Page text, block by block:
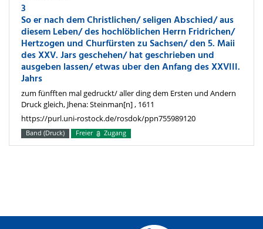
3
So er nach dem Christlichen/ seligen Abschied/ aus
diesem Leben/ des hochlöblichen Herrn Fridrichen/
Hertzogen und Churfürsten zu Sachsen/ den 5. Maii
des XXV. Jars geschehen/ hat geschrieben und
ausgeben lassen/ etwas uber den Anfang des XXVIII.
Jahrs
zum fünfften mal gedruckt/ aller ding dem Ersten und Andern
Druck gleich, Jhena: Steinman[n] , 1611
https://purl.uni-rostock.de/rosdok/ppn755989120
Band (Druck) Freier Zugang